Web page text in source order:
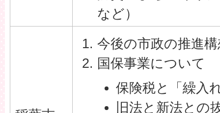
など）
今後の市政の推進
国保事業について
保険税と「繰入
旧法と新法との